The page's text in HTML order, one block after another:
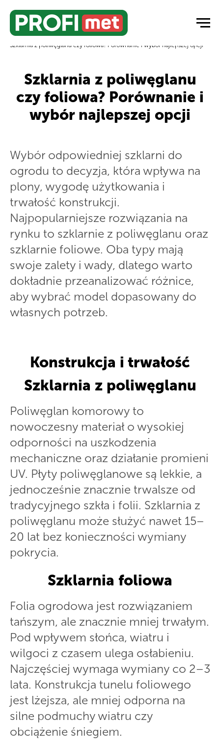
Strona główna Blog ogrodniczy /
Szklarnia z poliwęglanu czy foliowa? Porównanie i wybór najlepszej opcji
Szklarnia z poliwęglanu
czy foliowa? Porównanie i
wybór najlepszej opcji
Wybór odpowiedniej szklarni do
ogrodu to decyzja, która wpływa na
plony, wygodę użytkowania i
trwałość konstrukcji.
Najpopularniejsze rozwiązania na
rynku to szklarnie z poliwęglanu oraz
szklarnie foliowe. Oba typy mają
swoje zalety i wady, dlatego warto
dokładnie przeanalizować różnice,
aby wybrać model dopasowany do
własnych potrzeb.
Konstrukcja i trwałość
Szklarnia z poliwęglanu
Poliwęglan komorowy to
nowoczesny materiał o wysokiej
odporności na uszkodzenia
mechaniczne oraz działanie promieni
UV. Płyty poliwęglanowe są lekkie, a
jednocześnie znacznie trwalsze od
tradycyjnego szkła i folii. Szklarnia z
poliwęglanu może służyć nawet 15–
20 lat bez konieczności wymiany
pokrycia.
Szklarnia foliowa
Folia ogrodowa jest rozwiązaniem
tańszym, ale znacznie mniej trwałym.
Pod wpływem słońca, wiatru i
wilgoci z czasem ulega osłabieniu.
Najczęściej wymaga wymiany co 2–3
lata. Konstrukcja tunelu foliowego
jest lżejsza, ale mniej odporna na
silne podmuchy wiatru czy
obciążenie śniegiem.